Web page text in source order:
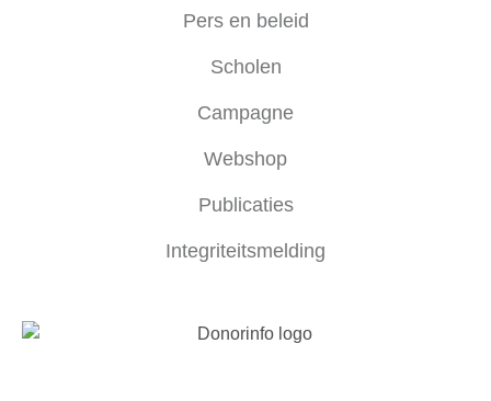
Pers en beleid
Scholen
Campagne
Webshop
Publicaties
Integriteitsmelding